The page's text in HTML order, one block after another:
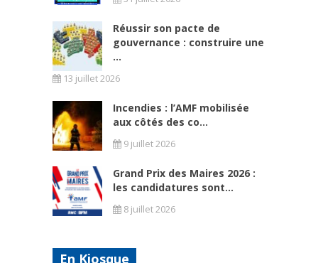
Réussir son pacte de
gouvernance : construire une
...
13 juillet 2026
Incendies : l’AMF mobilisée
aux côtés des co...
9 juillet 2026
Grand Prix des Maires 2026 :
les candidatures sont...
8 juillet 2026
En Kiosque